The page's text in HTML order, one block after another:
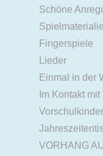
Schöne
Fingerspiele
Lieder
Einmal in der
Im Kontakt
VORHANG